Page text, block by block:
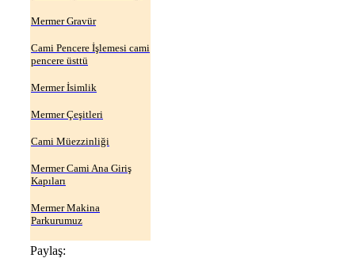
Mermer Gravür
Cami Pencere İşlemesi cami
pencere üsttü
Mermer İsimlik
Mermer Çeşitleri
Cami Müezzinliği
Mermer Cami Ana Giriş
Kapıları
Mermer Makina
Parkurumuz
Paylaş: